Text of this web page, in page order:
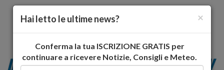
×
Hai letto le ultime news?
Conferma la tua ISCRIZIONE GRATIS per
continuare a ricevere Notizie, Consigli e Meteo.